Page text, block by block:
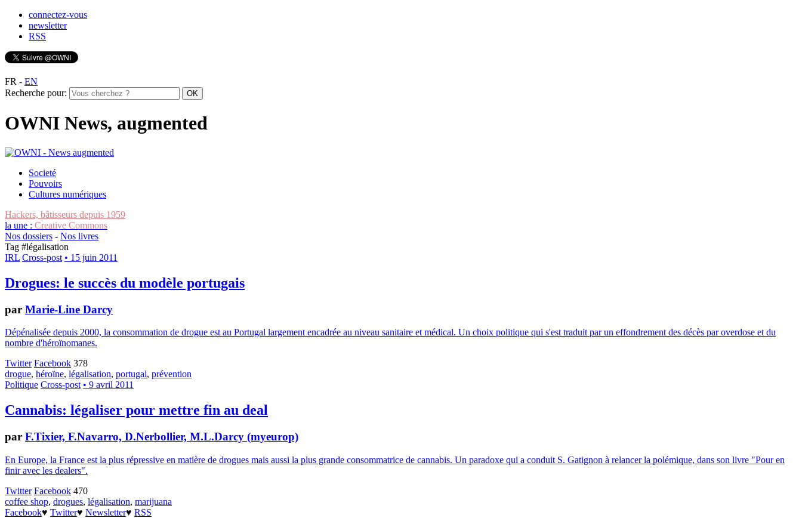
connectez-vous
newsletter
RSS
FR - EN
Recherche pour:
OWNI News, augmented
Societé
Pouvoirs
Cultures numériques
Hackers, bâtisseurs depuis 1959
la une : Creative Commons
Nos dossiers - Nos livres
Tag #légalisation
IRL Cross-post • 15 juin 2011
Drogues: le succès du modèle portugais
par Marie-Line Darcy
Dépénalisée depuis 2000, la consommation de drogue est au Portugal largement encadrée au niveau sanitaire et médical. Un choix politique qui s'est traduit par un effondrement des décès par overdose et du
nombre d'héroïnomanes.
Twitter Facebook 378
drogue, héroïne, légalisation, portugal, prévention
Politique Cross-post • 9 avril 2011
Cannabis: légaliser pour mettre fin au deal
par F.Tixier, F.Navarro, D.Nerbollier, M.L.Darcy (myeurop)
En Europe, la France est la plus répressive en matière de drogues mais aussi la plus grande consommatrice de cannabis. Un paradoxe qui a conduit S. Gatignon à relancer la polémique, dans son livre "Pour en
finir avec les dealers".
Twitter Facebook 470
coffee shop, drogues, légalisation, marijuana
Facebook♥ Twitter♥ Newsletter♥ RSS